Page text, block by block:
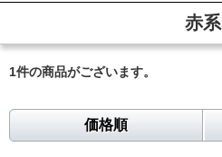
赤系
1件の商品がございます。
価格順